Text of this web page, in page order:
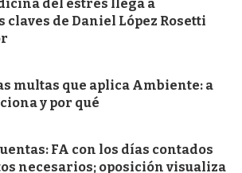
del estrés llega a
claves de Daniel López Rosetti
multas que aplica Ambiente: a
y por qué
FA con los días contados
necesarios; oposición visualiza